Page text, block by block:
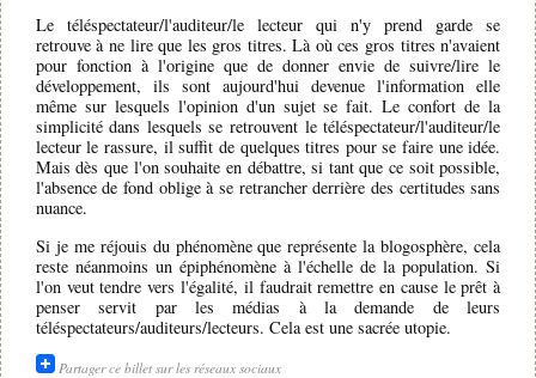
Le téléspectateur/l'auditeur/le lecteur qui n'y prend garde se
retrouve à ne lire que les gros titres. Là où ces gros titres n'avaient
pour fonction à l'origine que de donner envie de suivre/lire le
développement, ils sont aujourd'hui devenue l'information elle
même sur lesquels l'opinion d'un sujet se fait. Le confort de la
simplicité dans lesquels se retrouvent le téléspectateur/l'auditeur/le
lecteur le rassure, il suffit de quelques titres pour se faire une idée.
Mais dès que l'on souhaite en débattre, si tant que ce soit possible,
l'absence de fond oblige à se retrancher derrière des certitudes sans
nuance.
Si je me réjouis du phénomène que représente la blogosphère, cela
reste néanmoins un épiphénomène à l'échelle de la population. Si
l'on veut tendre vers l'égalité, il faudrait remettre en cause le prêt à
penser servit par les médias à la demande de leurs
téléspectateurs/auditeurs/lecteurs. Cela est une sacrée utopie.
Partager ce billet sur les réseaux sociaux